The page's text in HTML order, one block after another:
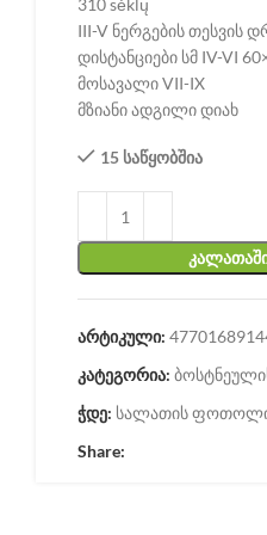
310 sėklų
III-V ნერგების თესვის
დისტანციები სმ IV-VI
მოსავალი VII-IX
მზიანი ადგილი დიახ
15 საწყობშია
არტიკული:
კატეგორია:
ჭდე: სალათის
Share: